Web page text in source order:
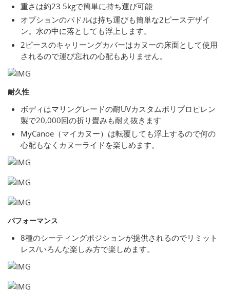
重さは約23.5kgで簡単に持ち運び可能
オプションのパドルは持ち運びも簡単な2ピースデザイ
ン。水の中に落としても浮上します。
2ピースのキャリーングカバーはカヌーの床面として使用
されるので運び忘れの心配もありません。
耐久性
ボディはマリングレードの耐UVカスタムポリプロピレン
製で20,000回の折り畳みも耐え抜きます
MyCanoe（マイカヌー）は転覆しても浮上するので何の
心配もなくカヌーライドを楽しめます。
パフォーマンス
8種のシーティングポジションが提供されるのでリミット
レス/いろんな楽しみ方で楽しめます。